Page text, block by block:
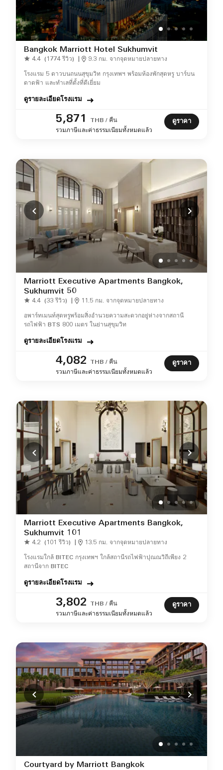
Bangkok Marriott Hotel Sukhumvit
4.4 (1774 รีวิว) 9.3 กม. จากจุดหมายปลายทาง
โรงแรม 5 ดาวบนถนนสุขุมวิท กรุงเทพฯ พร้อมห้องพักสุดหรู บาร์บน
ดาดฟ้า และทำเลที่ตั้งที่ดีเยี่ยม
ดูรายละเอียดโรงแรม
5,871
THB / คืน
รวมภาษีและค่าธรรมเนียมทั้งหมดแล้ว
ดูราคา
Marriott Executive Apartments Bangkok,
Sukhumvit 50
4.4 (33 รีวิว) 11.5 กม. จากจุดหมายปลายทาง
อพาร์ทเมนท์สุดหรูพร้อมสิ่งอำนวยความสะดวกอยู่ห่างจากสถานี
รถไฟฟ้า BTS 800 เมตร ในย่านสุขุมวิท
ดูรายละเอียดโรงแรม
4,082
THB / คืน
รวมภาษีและค่าธรรมเนียมทั้งหมดแล้ว
ดูราคา
Marriott Executive Apartments Bangkok,
Sukhumvit 101
4.2 (101 รีวิว) 13.5 กม. จากจุดหมายปลายทาง
โรงแรมใกล้ BITEC กรุงเทพฯ ใกล้สถานีรถไฟฟ้าปุณณวิถีเพียง 2
สถานีจาก BITEC
ดูรายละเอียดโรงแรม
3,802
THB / คืน
รวมภาษีและค่าธรรมเนียมทั้งหมดแล้ว
ดูราคา
Courtyard by Marriott Bangkok